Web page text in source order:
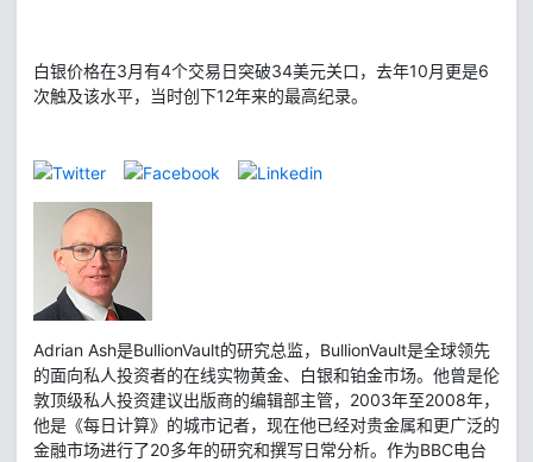
白银价格在3月有4个交易日突破34美元关口，去年10月更是6
次触及该水平，当时创下12年来的最高纪录。
Adrian Ash是BullionVault的研究总监，BullionVault是全球领先
的面向私人投资者的在线实物黄金、白银和铂金市场。他曾是伦
敦顶级私人投资建议出版商的编辑部主管，2003年至2008年，
他是《每日计算》的城市记者，现在他已经对贵金属和更广泛的
金融市场进行了20多年的研究和撰写日常分析。作为BBC电台